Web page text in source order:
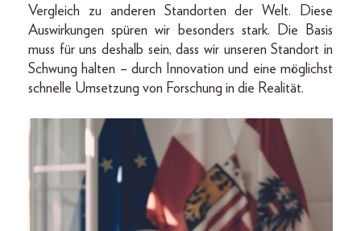
Vergleich zu anderen Standorten der Welt. Diese
Auswirkungen spüren wir besonders stark. Die Basis
muss für uns deshalb sein, dass wir unseren Standort in
Schwung halten – durch Innovation und eine möglichst
schnelle Umsetzung von Forschung in die Realität.